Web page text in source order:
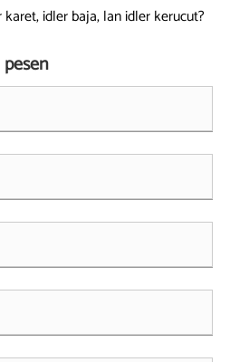
idler baja, lan idler kerucut?